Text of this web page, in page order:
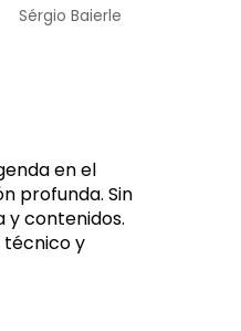
Sérgio Baierle
en el
profunda. Sin
y contenidos.
técnico y